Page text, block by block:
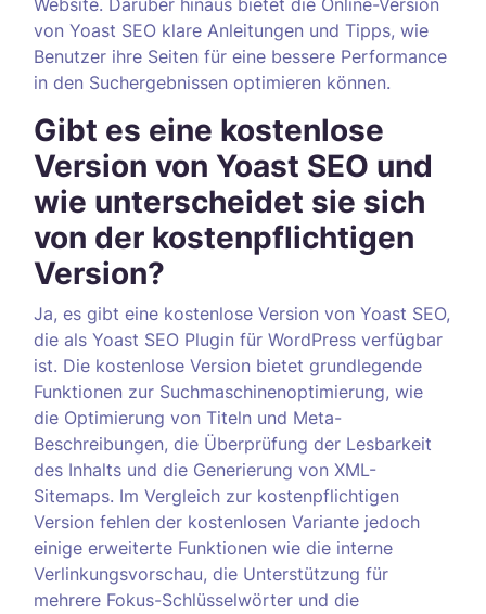
Website. Darüber hinaus bietet die Online-Version
von Yoast SEO klare Anleitungen und Tipps, wie
Benutzer ihre Seiten für eine bessere Performance
in den Suchergebnissen optimieren können.
Gibt es eine kostenlose
Version von Yoast SEO und
wie unterscheidet sie sich
von der kostenpflichtigen
Version?
Ja, es gibt eine kostenlose Version von Yoast SEO,
die als Yoast SEO Plugin für WordPress verfügbar
ist. Die kostenlose Version bietet grundlegende
Funktionen zur Suchmaschinenoptimierung, wie
die Optimierung von Titeln und Meta-
Beschreibungen, die Überprüfung der Lesbarkeit
des Inhalts und die Generierung von XML-
Sitemaps. Im Vergleich zur kostenpflichtigen
Version fehlen der kostenlosen Variante jedoch
einige erweiterte Funktionen wie die interne
Verlinkungsvorschau, die Unterstützung für
mehrere Fokus-Schlüsselwörter und die